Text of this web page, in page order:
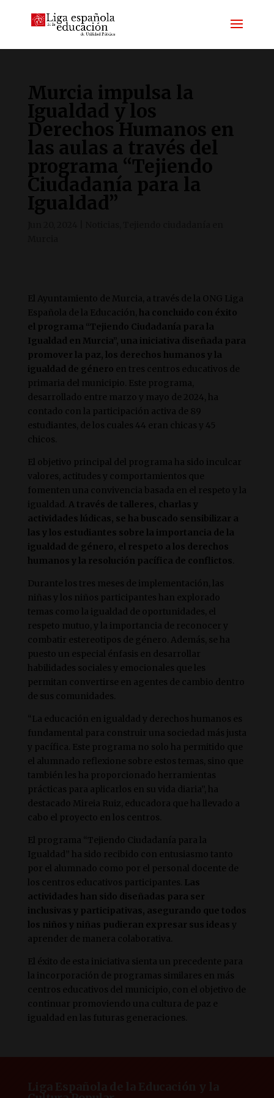
Murcia impulsa la
Igualdad y los
Derechos Humanos en
las aulas a través del
programa “Tejiendo
Ciudadanía para la
Igualdad”
El Ayuntamiento de Murcia, a través de la ONG Liga
Española de la Educación,
ha concluido con éxito
el programa “Tejiendo Ciudadanía para la
Igualdad en Murcia”, una iniciativa diseñada para
promover la paz, los derechos humanos y la
igualdad de género en tres centros educativos de
primaria del municipio. Este programa,
desarrollado entre marzo y mayo de 2024, ha
contado con la participación activa de 89
estudiantes, de los cuales 44 eran chicas y 45
chicos.
El objetivo principal del programa ha sido inculcar
valores, actitudes y comportamientos que
fomenten una convivencia basada en el respeto y la
igualdad. A través de talleres, charlas y
actividades lúdicas, se ha buscado sensibilizar a
las y los estudiantes sobre la importancia de la
igualdad de género, el respeto a los derechos
humanos y la resolución pacífica de conflictos
Durante los tres meses de implementación, las
niñas y los niños participantes han explorado
temas como la igualdad de oportunidades, el
respeto mutuo, y la importancia de reconocer y
combatir estereotipos de género. Además, se ha
puesto un especial énfasis en desarrollar
habilidades sociales y emocionales que les
permitan convertirse en agentes de cambio dentro
de sus comunidades.
“La educación en igualdad y derechos humanos es
fundamental para construir una sociedad más justa
y pacífica. Este programa no solo ha permitido que
el alumnado reflexione sobre estos temas, sino que
también les ha proporcionado herramientas
prácticas para aplicarlos en su vida diaria”, ha
destacado Mireia Ruiz, educadora que ha llevado a
cabo el proyecto en los centros.
El programa “Tejiendo Ciudadanía para la
Igualdad” ha sido recibido con entusiasmo tanto
por el alumnado como por el personal docente de
los centros educativos participantes. Las
actividades han sido diseñadas para ser
inclusivas y participativas, asegurando que todos
los niños y niñas pudieran expresar sus ideas y
aprender de manera colaborativa.
El éxito de esta iniciativa sienta un precedente para
la incorporación de programas similares en más
centros educativos del municipio, con el objetivo de
continuar promoviendo una cultura de paz e
igualdad en las futuras generaciones.